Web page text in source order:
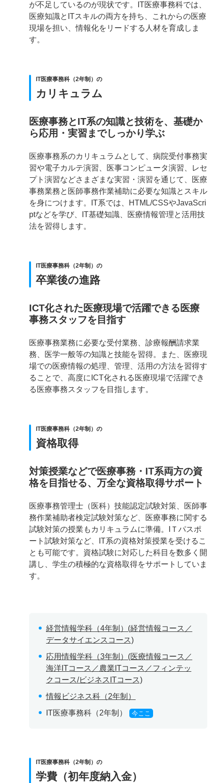
が不足しているのが現状です。IT医療事務科では、
医療知識とITスキルの両方を持ち、これからの医療
現場を担い、情報化をリードする人材を育成しま
す。
IT医療事務科（2年制）の
カリキュラム
医療事務とIT系の知識と技術を、基礎か
ら応用・実習までしっかり学ぶ
医療事務系のカリキュラムとして、病院受付事務実
習や電子カルテ演習、医事コンピュータ演習、レセ
プト演習などさまざまな実習・演習を通じて、医療
事務業務と医師事務作業補助に必要な知識とスキル
を身につけます。IT系では、HTML/CSSやJavaScri
ptなどを学び、IT基礎知識、医療情報管理と活用技
法を習得します。
IT医療事務科（2年制）の
卒業後の進路
ICT化された医療現場で活躍できる医療
事務スタッフを目指す
医療事務業務に必要な受付業務、診療報酬請求業
務、医学一般等の知識と技能を習得。また、医療現
場での医療情報の処理、管理、活用の方法を習得す
ることで、高度にICT化される医療現場で活躍でき
る医療事務スタッフを目指します。
IT医療事務科（2年制）の
資格取得
対策授業などで医療事務・IT系両方の資
格を目指せる、万全な資格取得サポート
医療事務管理士（医科）技能認定試験対策、医師事
務作業補助者検定試験対策など、医療事務に関する
試験対策の授業もカリキュラムに準備。IＴパスポ
ート試験対策など、IT系の資格対策授業を受けるこ
とも可能です。資格試験に対応した科目を数多く開
講し、学生の積極的な資格取得をサポートしていま
す。
経営情報学科（4年制）(経営情報コース／
データサイエンスコース)
応用情報学科（3年制）(医療情報コース／
海洋ITコース／農業ITコース／フィンテッ
クコース/ビジネスITコース)
情報ビジネス科（2年制）
IT医療事務科（2年制）
今ここ
IT医療事務科（2年制）の
学費（初年度納入金）